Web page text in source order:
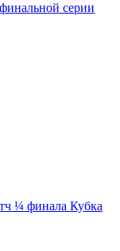
серии
¼ финала Кубка